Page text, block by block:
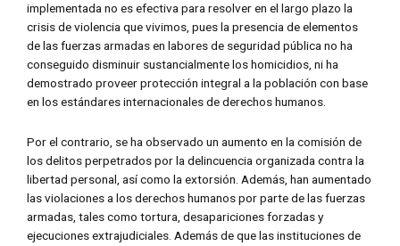
implementada no es efectiva para resolver en el largo plazo la
crisis de violencia que vivimos, pues la presencia de elementos
de las fuerzas armadas en labores de seguridad pública no ha
conseguido disminuir sustancialmente los homicidios, ni ha
demostrado proveer protección integral a la población con base
en los estándares internacionales de derechos humanos.
Por el contrario, se ha observado un aumento en la comisión de
los delitos perpetrados por la delincuencia organizada contra la
libertad personal, así como la extorsión. Además, han aumentado
las violaciones a los derechos humanos por parte de las fuerzas
armadas, tales como tortura, desapariciones forzadas y
ejecuciones extrajudiciales. Además de que las instituciones de